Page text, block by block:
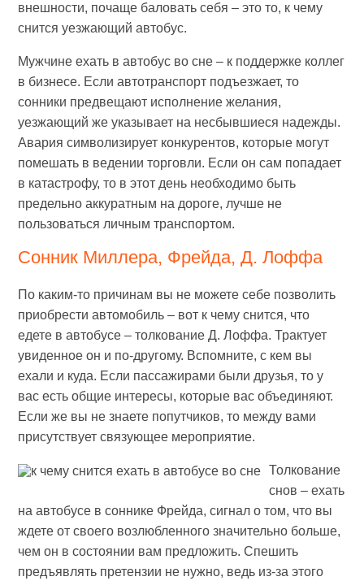
внешности, почаще баловать себя – это то, к чему
снится уезжающий автобус.
Мужчине ехать в автобус во сне – к поддержке коллег
в бизнесе. Если автотранспорт подъезжает, то
сонники предвещают исполнение желания,
уезжающий же указывает на несбывшиеся надежды.
Авария символизирует конкурентов, которые могут
помешать в ведении торговли. Если он сам попадает
в катастрофу, то в этот день необходимо быть
предельно аккуратным на дороге, лучше не
пользоваться личным транспортом.
Сонник Миллера, Фрейда, Д. Лоффа
По каким-то причинам вы не можете себе позволить
приобрести автомобиль – вот к чему снится, что
едете в автобусе – толкование Д. Лоффа. Трактует
увиденное он и по-другому. Вспомните, с кем вы
ехали и куда. Если пассажирами были друзья, то у
вас есть общие интересы, которые вас объединяют.
Если же вы не знаете попутчиков, то между вами
присутствует связующее мероприятие.
Толкование
снов – ехать
на автобусе в соннике Фрейда, сигнал о том, что вы
ждете от своего возлюбленного значительно больше,
чем он в состоянии вам предложить. Спешить
предъявлять претензии не нужно, ведь из-за этого